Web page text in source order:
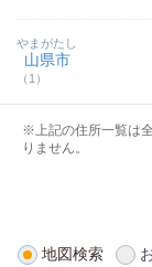
山県市
（1）
やまがたし
※上記の住所一覧は
りません。
地図検索